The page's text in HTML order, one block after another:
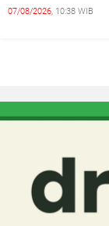
07/08/2026, 10:38 WIB